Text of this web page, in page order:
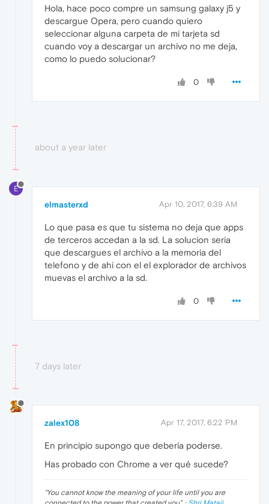
Hola, hace poco compre un samsung galaxy j5 y
descargue Opera, pero cuando quiero
seleccionar alguna carpeta de mi tarjeta sd
cuando voy a descargar un archivo no me deja,
como lo puedo solucionar?
0
about a year later
E
elmasterxd Apr 10, 2017, 6:39 AM
Lo que pasa es que tu sistema no deja que apps
de terceros accedan a la sd. La solucion seria
que descargues el archivo a la memoria del
telefono y de ahi con el el explorador de archivos
muevas el archivo a la sd.
0
7 days later
zalex108 Apr 17, 2017, 6:22 PM
En principio supongo que debería poderse.
Has probado con Chrome a ver qué sucede?
"You cannot know the meaning of your life until you are